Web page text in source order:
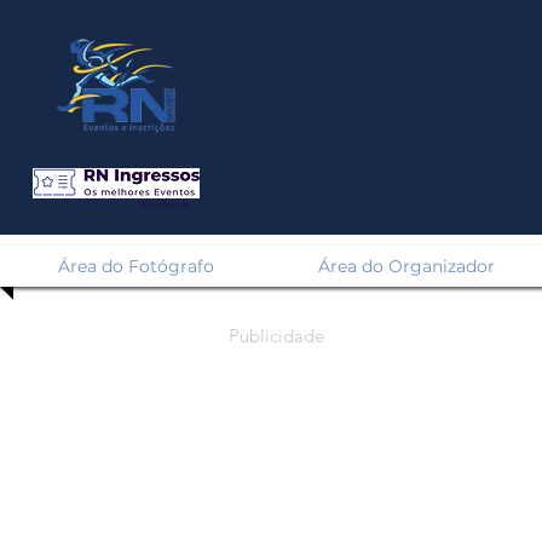
Em Breve!
Área do Fotógrafo Área do Organizador
Publicidade